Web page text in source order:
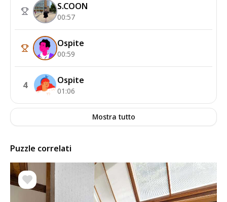
S.COON
00:57
Ospite
00:59
4 Ospite
01:06
Mostra tutto
Puzzle correlati